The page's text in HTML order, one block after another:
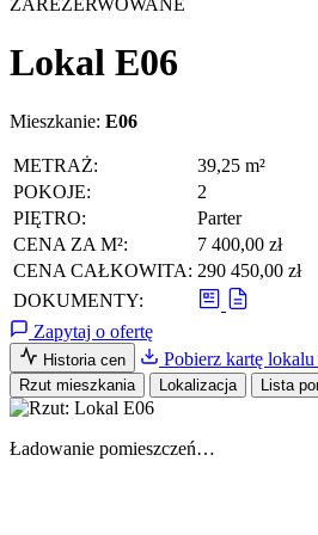
ZAREZERWOWANE
Lokal E06
Mieszkanie: E06
METRAŻ:
39,25 m²
POKOJE:
2
PIĘTRO:
Parter
CENA ZA M²:
7 400,00 zł
CENA CAŁKOWITA: 290 450,00 zł
DOKUMENTY:
Zapytaj o ofertę
Historia cen Pobierz kartę
Rzut mieszkania Lokalizacja Lista
Ładowanie pomieszczeń…